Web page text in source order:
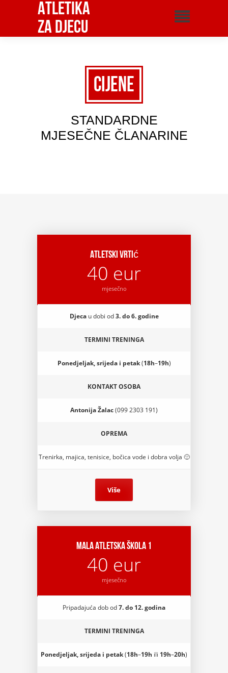
Atletika
za djecu
Cijene
STANDARDNE
MJESEČNE ČLANARINE
Atletski vrtić
40 eur
mjesečno
Djecau dobi od3. do 6. godine
TERMINI TRENINGA
Ponedjeljak, srijeda i petak(18h–19h)
KONTAKT OSOBA
Antonija Žalac(099 2303 191)
OPREMA
Trenirka, majica, tenisice, bočica vode i dobra volja 🙂
Više
Mala Atletska škola 1
40 eur
mjesečno
Pripadajuća dobod7. do 12. godina
TERMINI TRENINGA
Ponedjeljak, srijeda i petak(18h–19h ili 19h–20h)